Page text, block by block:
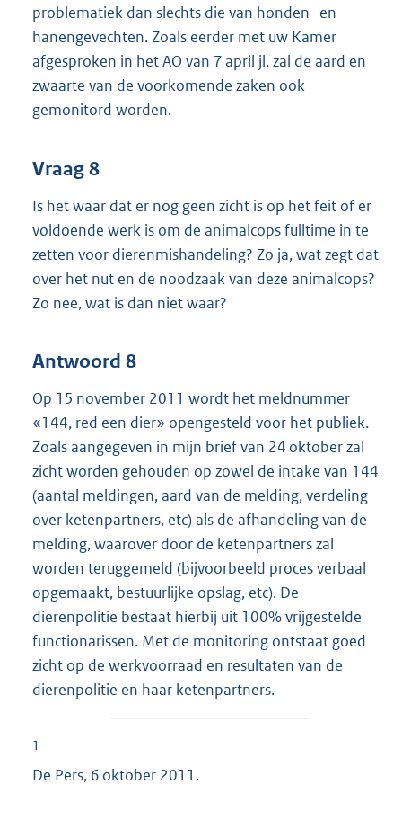
problematiek dan slechts die van honden- en
hanengevechten. Zoals eerder met uw Kamer
afgesproken in het AO van 7 april jl. zal de aard en
zwaarte van de voorkomende zaken ook
gemonitord worden.
Vraag 8
Is het waar dat er nog geen zicht is op het feit of er
voldoende werk is om de animalcops fulltime in te
zetten voor dierenmishandeling? Zo ja, wat zegt dat
over het nut en de noodzaak van deze animalcops?
Zo nee, wat is dan niet waar?
Antwoord 8
Op 15 november 2011 wordt het meldnummer
«144, red een dier» opengesteld voor het publiek.
Zoals aangegeven in mijn brief van 24 oktober zal
zicht worden gehouden op zowel de intake van 144
(aantal meldingen, aard van de melding, verdeling
over ketenpartners, etc) als de afhandeling van de
melding, waarover door de ketenpartners zal
worden teruggemeld (bijvoorbeeld proces verbaal
opgemaakt, bestuurlijke opslag, etc). De
dierenpolitie bestaat hierbij uit 100% vrijgestelde
functionarissen. Met de monitoring ontstaat goed
zicht op de werkvoorraad en resultaten van de
dierenpolitie en haar ketenpartners.
1
De Pers, 6 oktober 2011.